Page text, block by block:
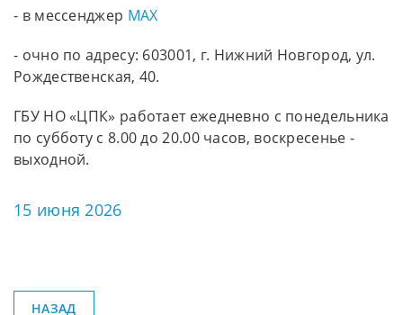
- в мессенджер МАХ
- очно по адресу: 603001, г. Нижний Новгород, ул.
Рождественская, 40.
ГБУ НО «ЦПК» работает ежедневно с понедельника
по субботу с 8.00 до 20.00 часов, воскресенье -
выходной.
15 июня 2026
НАЗАД